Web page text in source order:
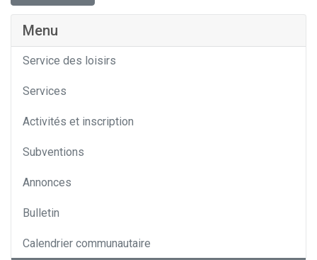
Menu
Service des loisirs
Services
Activités et inscription
Subventions
Annonces
Bulletin
Calendrier communautaire